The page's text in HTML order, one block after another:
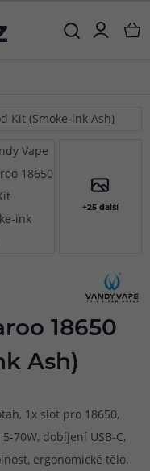
+25 další
18650
Ash)
1x slot pro 18650,
70W, dobíjení USB-C,
ergonomické tělo.